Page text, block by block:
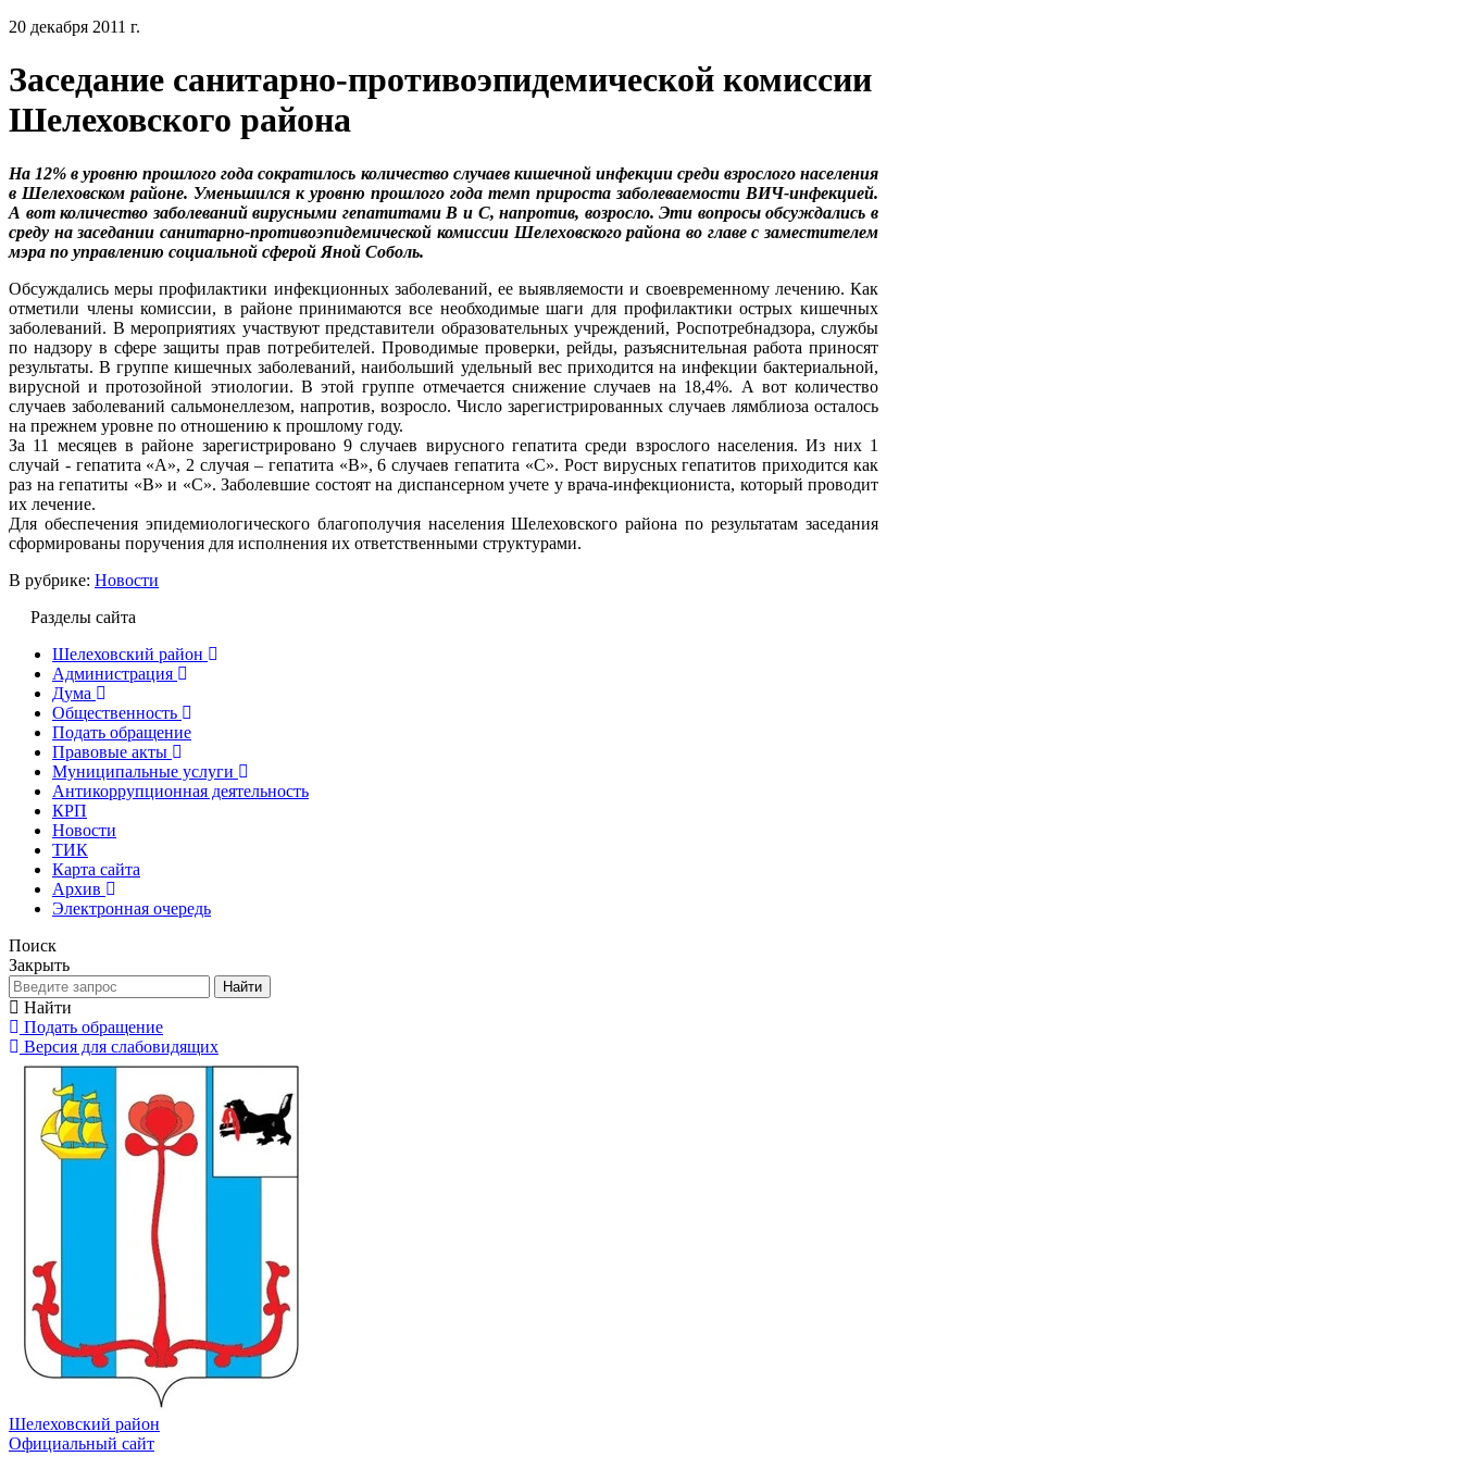
20 декабря 2011 г.
Заседание санитарно-противоэпидемической комиссии
Шелеховского района
На 12% в уровню прошлого года сократилось количество случаев кишечной инфекции среди взрослого населения
в Шелеховском районе. Уменьшился к уровню прошлого года темп прироста заболеваемости ВИЧ-инфекцией.
А вот количество заболеваний вирусными гепатитами В и С, напротив, возросло. Эти вопросы обсуждались в
среду на заседании санитарно-противоэпидемической комиссии Шелеховского района во главе с заместителем
мэра по управлению социальной сферой Яной Соболь.
Обсуждались меры профилактики инфекционных заболеваний, ее выявляемости и своевременному лечению. Как
отметили члены комиссии, в районе принимаются все необходимые шаги для профилактики острых кишечных
заболеваний. В мероприятиях участвуют представители образовательных учреждений, Роспотребнадзора, службы
по надзору в сфере защиты прав потребителей. Проводимые проверки, рейды, разъяснительная работа приносят
результаты. В группе кишечных заболеваний, наибольший удельный вес приходится на инфекции бактериальной,
вирусной и протозойной этиологии. В этой группе отмечается снижение случаев на 18,4%. А вот количество
случаев заболеваний сальмонеллезом, напротив, возросло. Число зарегистрированных случаев лямблиоза осталось
на прежнем уровне по отношению к прошлому году.
За 11 месяцев в районе зарегистрировано 9 случаев вирусного гепатита среди взрослого населения. Из них 1
случай - гепатита «А», 2 случая – гепатита «В», 6 случаев гепатита «С». Рост вирусных гепатитов приходится как
раз на гепатиты «В» и «С». Заболевшие состоят на диспансерном учете у врача-инфекциониста, который проводит
их лечение.
Для обеспечения эпидемиологического благополучия населения Шелеховского района по результатам заседания
сформированы поручения для исполнения их ответственными структурами.
В рубрике: Новости
Разделы сайта
Шелеховский район
Администрация
Дума
Общественность
Подать обращение
Правовые акты
Муниципальные услуги
Антикоррупционная деятельность
КРП
Новости
ТИК
Карта сайта
Архив
Электронная очередь
Поиск
Закрыть
Найти
Найти
Подать обращение
Версия для слабовидящих
Шелеховский район
Официальный сайт